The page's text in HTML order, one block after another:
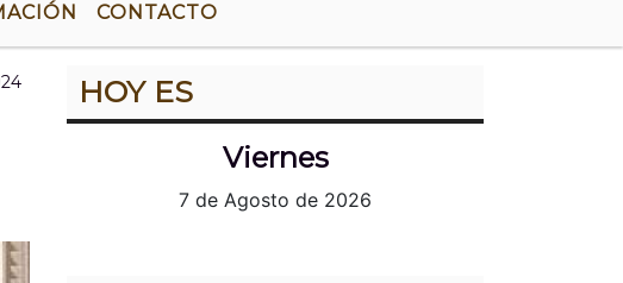
CONTACTO
HOY ES
Viernes
7 de Agosto de 2026